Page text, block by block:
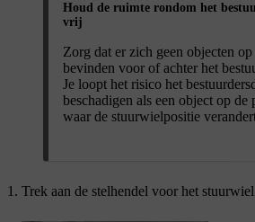
Houd de ruimte rondom het
vrij
Zorg dat er zich geen objecten
bevinden voor of achter het
Je loopt het risico het
beschadigen als een object op de
waar de stuurwielpositie
Trek aan de stelhendel voor het